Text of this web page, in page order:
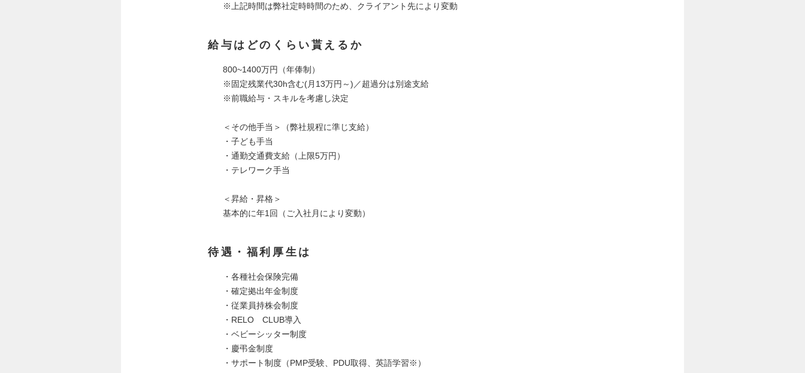
※上記時間は弊社定時時間のため、クライアント先により変動
給与はどのくらい貰えるか
800~1400万円（年俸制）
※固定残業代30h含む(月13万円～)／超過分は別途支給
※前職給与・スキルを考慮し決定
＜その他手当＞（弊社規程に準じ支給）
・子ども手当
・通勤交通費支給（上限5万円）
・テレワーク手当
＜昇給・昇格＞
基本的に年1回（ご入社月により変動）
待遇・福利厚生は
・各種社会保険完備
・確定拠出年金制度
・従業員持株会制度
・RELO CLUB導入
・ベビーシッター制度
・慶弔金制度
・サポート制度（PMP受験、PDU取得、英語学習※）